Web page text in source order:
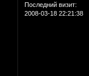
Последний визит:
2008-03-18 22:21:38